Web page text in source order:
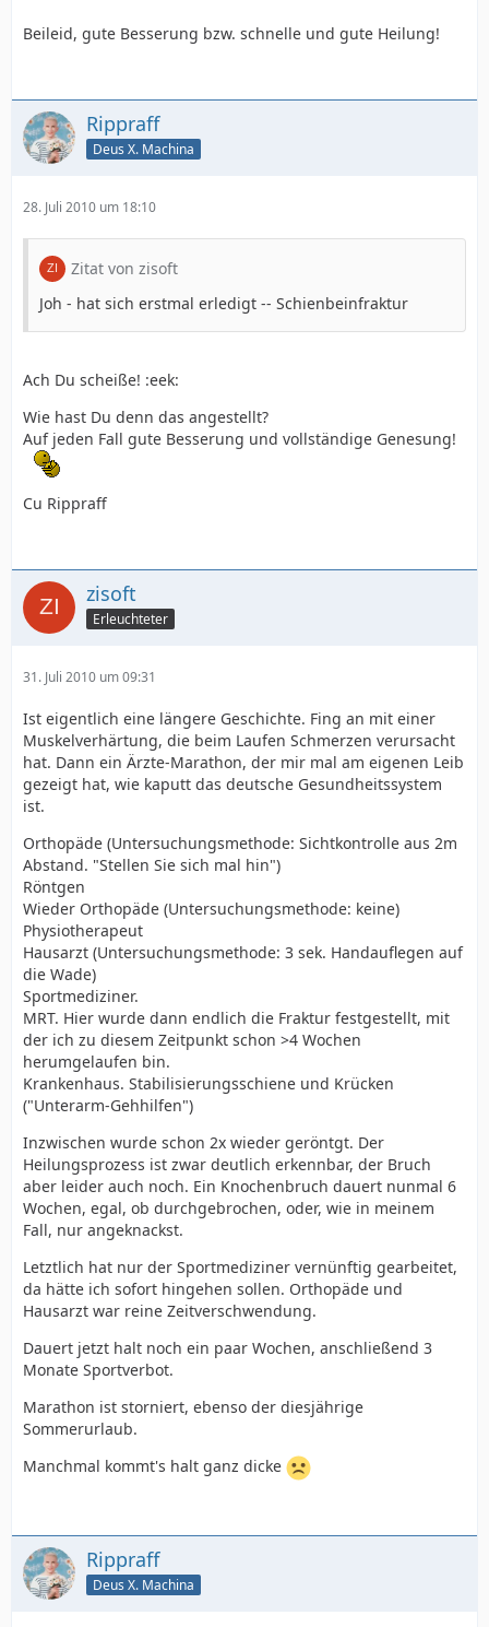
Beileid, gute Besserung bzw. schnelle und gute Heilung!
Rippraff
Deus X. Machina
28. Juli 2010 um 18:10
Zitat von zisoft
Joh - hat sich erstmal erledigt -- Schienbeinfraktur
Ach Du scheiße! :eek:
Wie hast Du denn das angestellt?
Auf jeden Fall gute Besserung und vollständige Genesung!
Cu Rippraff
zisoft
Erleuchteter
31. Juli 2010 um 09:31
Ist eigentlich eine längere Geschichte. Fing an mit einer
Muskelverhärtung, die beim Laufen Schmerzen verursacht
hat. Dann ein Ärzte-Marathon, der mir mal am eigenen Leib
gezeigt hat, wie kaputt das deutsche Gesundheitssystem
ist.
Orthopäde (Untersuchungsmethode: Sichtkontrolle aus 2m
Abstand. "Stellen Sie sich mal hin")
Röntgen
Wieder Orthopäde (Untersuchungsmethode: keine)
Physiotherapeut
Hausarzt (Untersuchungsmethode: 3 sek. Handauflegen auf
die Wade)
Sportmediziner.
MRT. Hier wurde dann endlich die Fraktur festgestellt, mit
der ich zu diesem Zeitpunkt schon >4 Wochen
herumgelaufen bin.
Krankenhaus. Stabilisierungsschiene und Krücken
("Unterarm-Gehhilfen")
Inzwischen wurde schon 2x wieder geröntgt. Der
Heilungsprozess ist zwar deutlich erkennbar, der Bruch
aber leider auch noch. Ein Knochenbruch dauert nunmal 6
Wochen, egal, ob durchgebrochen, oder, wie in meinem
Fall, nur angeknackst.
Letztlich hat nur der Sportmediziner vernünftig gearbeitet,
da hätte ich sofort hingehen sollen. Orthopäde und
Hausarzt war reine Zeitverschwendung.
Dauert jetzt halt noch ein paar Wochen, anschließend 3
Monate Sportverbot.
Marathon ist storniert, ebenso der diesjährige
Sommerurlaub.
Manchmal kommt's halt ganz dicke
Rippraff
Deus X. Machina